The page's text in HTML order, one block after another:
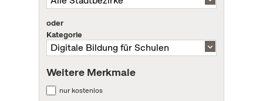
oder
Kategorie
Weitere Merkmale
nur kostenlos